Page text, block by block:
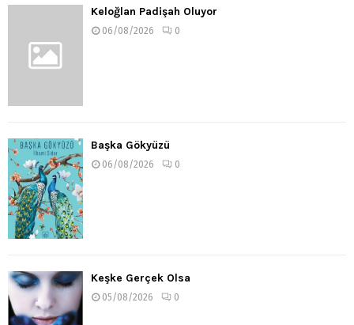
Keloğlan Padişah Oluyor
06/08/2026 0
Başka Gökyüzü
06/08/2026 0
Keşke Gerçek Olsa
05/08/2026 0